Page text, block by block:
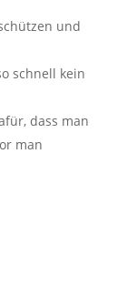
und
schnell kein
dass man
man